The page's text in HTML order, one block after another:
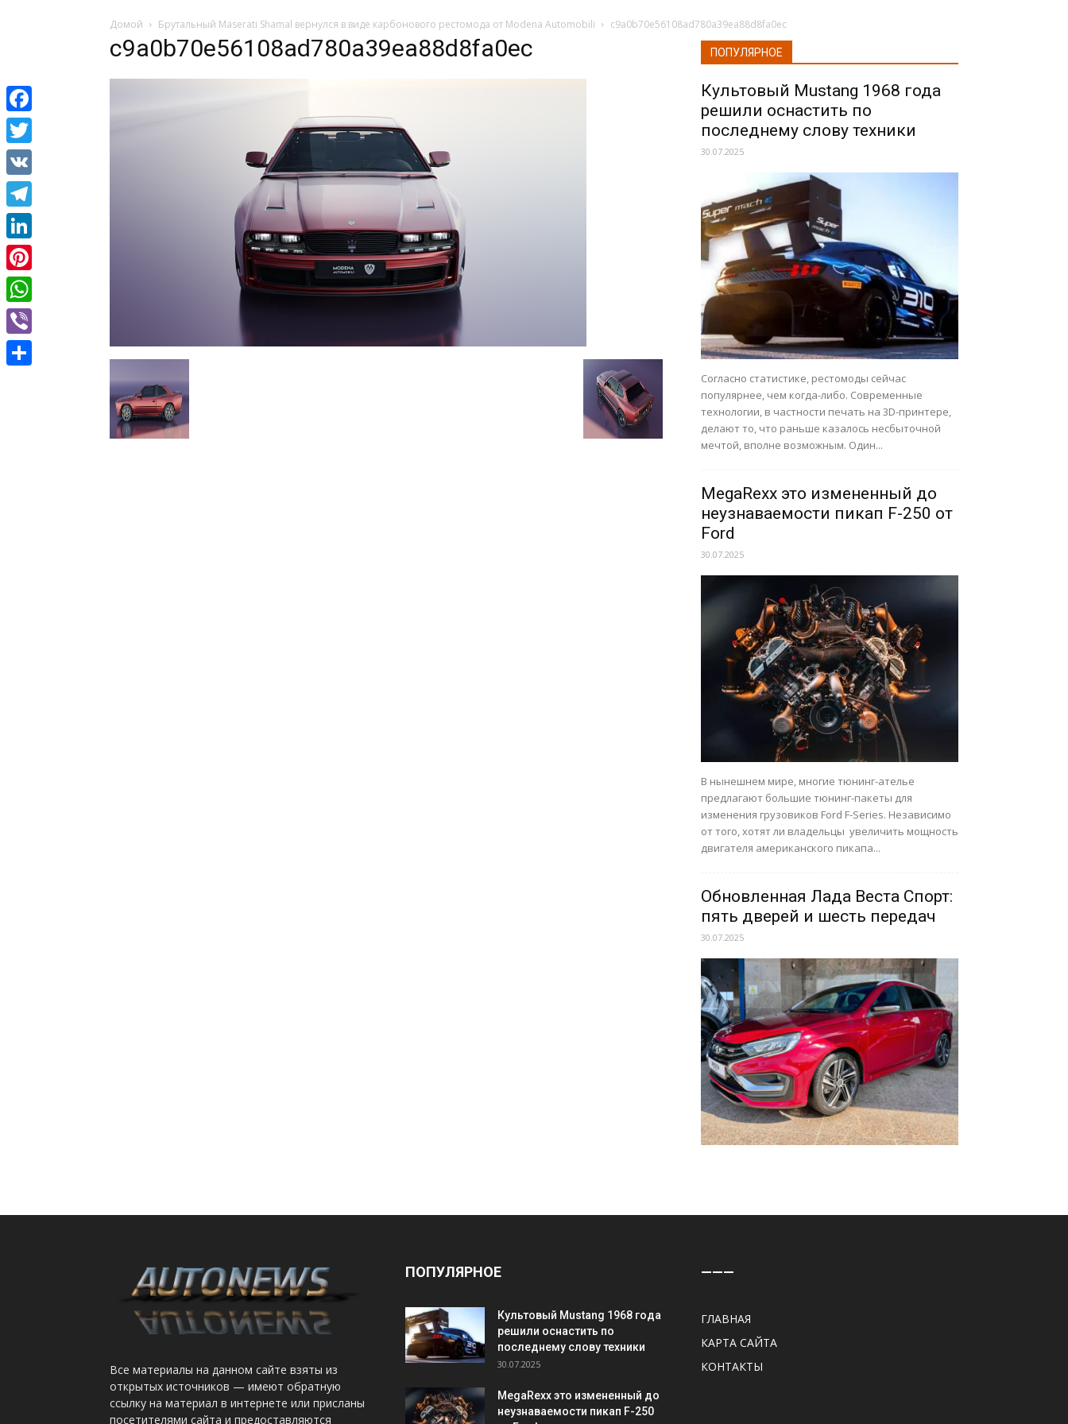
Домой Брутальный Maserati Shamal вернулся в виде карбонового рестомода от Modena Automobili c9a0b70e56108ad780a39ea88d8fa0ec
c9a0b70e56108ad780a39ea88d8fa0ec ПОПУЛЯРНОЕ
Культовый Mustang 1968 года
решили оснастить по
последнему слову техники
30.07.2025
Согласно статистике, рестомоды сейчас
популярнее, чем когда-либо. Современные
технологии, в частности печать на 3D-принтере,
делают то, что раньше казалось несбыточной
мечтой, вполне возможным. Один...
MegaRexx это измененный до
неузнаваемости пикап F-250 от
Ford
30.07.2025
В нынешнем мире, многие тюнинг-ателье
предлагают большие тюнинг-пакеты для
изменения грузовиков Ford F-Series. Независимо
от того, хотят ли владельцы увеличить мощность
двигателя американского пикапа...
Обновленная Лада Веста Спорт:
пять дверей и шесть передач
30.07.2025
Все материалы на данном сайте взяты из
открытых источников — имеют обратную
ссылку на материал в интернете или присланы
посетителями сайта и предоставляются
ПОПУЛЯРНОЕ
Культовый Mustang 1968 года
решили оснастить по
последнему слову техники
30.07.2025
MegaRexx это измененный до
неузнаваемости пикап F-250
———
ГЛАВНАЯ
КАРТА САЙТА
КОНТАКТЫ
Facebook
Twitter
VK
Telegram
LinkedIn
Pinterest
WhatsApp
Viber